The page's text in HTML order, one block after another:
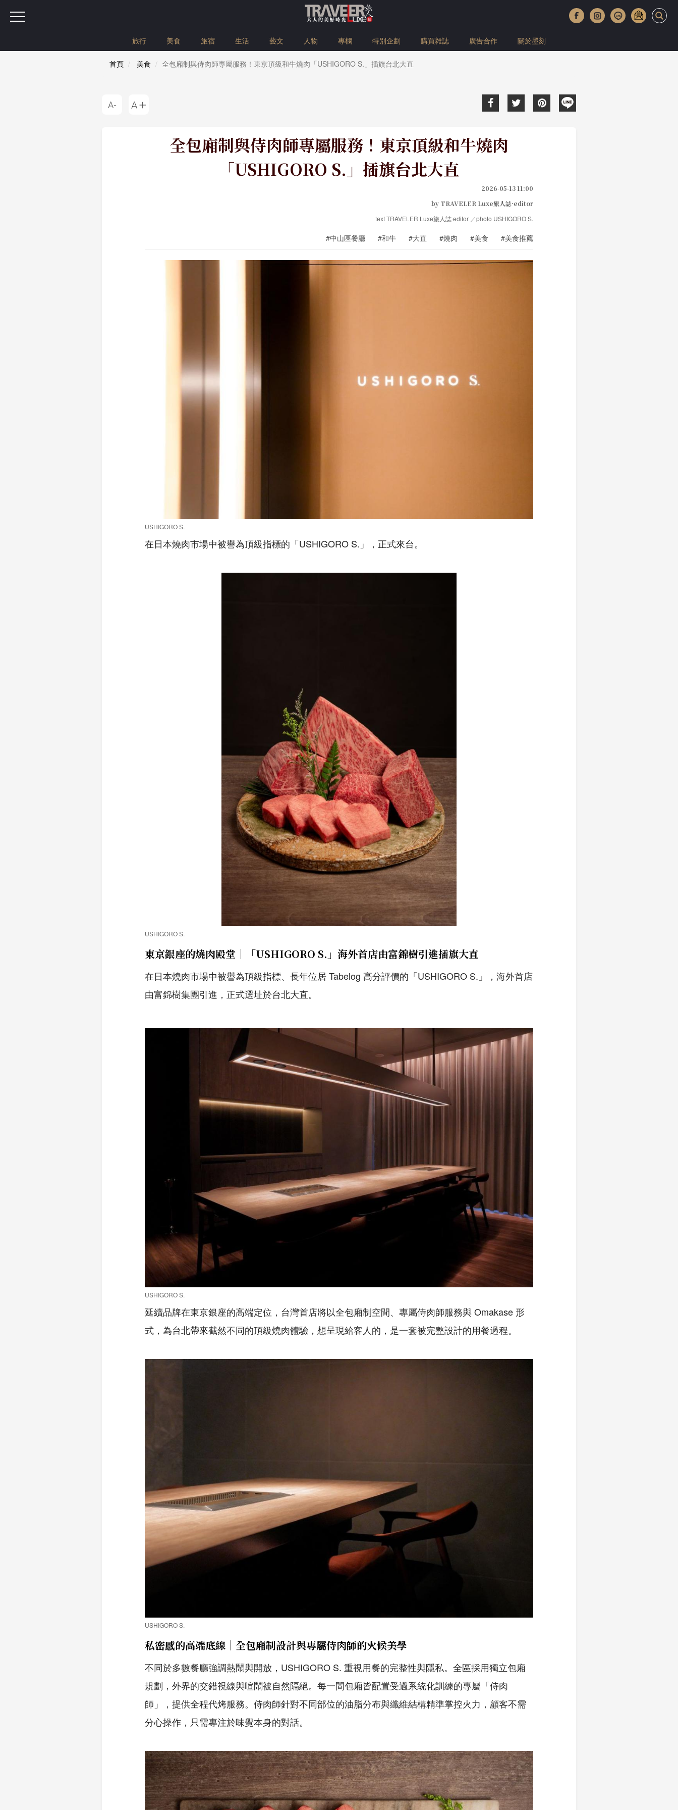
旅行 美食 旅宿 生活 藝文 人物 專欄 特別企劃 購買雜誌 廣告合作 關於墨刻
首頁 美食 全包廂制與侍肉師專屬服務！東京頂級和牛燒肉「USHIGORO S.」插旗台北大直
全包廂制與侍肉師專屬服務！東京頂級和牛燒肉
「USHIGORO S.」插旗台北大直
2026-05-13 11:00
by TRAVELER Luxe旅人誌·editor
text TRAVELER Luxe旅人誌·editor ／photo USHIGORO S.
#中山區餐廳 #和牛 #大直 #燒肉 #美食 #美食推薦
USHIGORO S.
在日本燒肉市場中被譽為頂級指標的「USHIGORO S.」，正式來台。
USHIGORO S.
東京銀座的燒肉殿堂｜「USHIGORO S.」海外首店由富錦樹引進插旗大直
在日本燒肉市場中被譽為頂級指標、長年位居 Tabelog 高分評價的「USHIGORO S.」，海外首店
由富錦樹集團引進，正式選址於台北大直。
USHIGORO S.
延續品牌在東京銀座的高端定位，台灣首店將以全包廂制空間、專屬侍肉師服務與 Omakase 形
式，為台北帶來截然不同的頂級燒肉體驗，想呈現給客人的，是一套被完整設計的用餐過程。
USHIGORO S.
私密感的高端底線｜全包廂制設計與專屬侍肉師的火候美學
不同於多數餐廳強調熱鬧與開放，USHIGORO S. 重視用餐的完整性與隱私。全區採用獨立包廂
規劃，外界的交錯視線與喧鬧被自然隔絕。每一間包廂皆配置受過系統化訓練的專屬「侍肉
師」，提供全程代烤服務。侍肉師針對不同部位的油脂分布與纖維結構精準掌控火力，顧客不需
分心操作，只需專注於味覺本身的對話。